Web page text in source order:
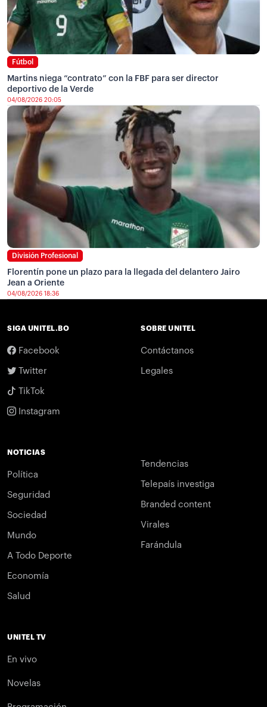
Fútbol
Martins niega “contrato” con la FBF para ser director
deportivo de la Verde
04/08/2026 20:05
División Profesional
Florentín pone un plazo para la llegada del delantero Jairo
Jean a Oriente
04/08/2026 18:36
SIGA UNITEL.BO
Facebook
Twitter
TikTok
Instagram
SOBRE UNITEL
Contáctanos
Legales
NOTICIAS
Política
Seguridad
Sociedad
Mundo
A Todo Deporte
Economía
Salud
Tendencias
Telepaís investiga
Branded content
Virales
Farándula
UNITEL TV
En vivo
Novelas